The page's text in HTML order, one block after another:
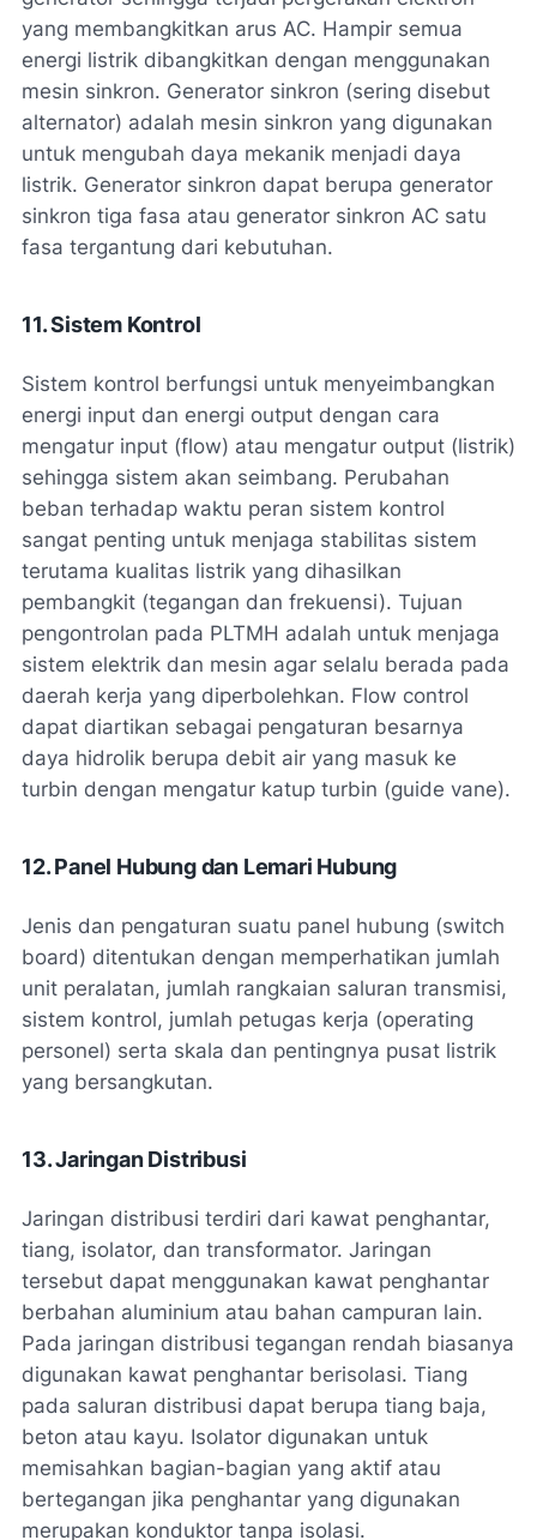
yang membangkitkan arus AC. Hampir semua
energi listrik dibangkitkan dengan menggunakan
mesin sinkron. Generator sinkron (sering disebut
alternator) adalah mesin sinkron yang digunakan
untuk mengubah daya mekanik menjadi daya
listrik. Generator sinkron dapat berupa generator
sinkron tiga fasa atau generator sinkron AC satu
fasa tergantung dari kebutuhan.
11. Sistem Kontrol
Sistem kontrol berfungsi untuk menyeimbangkan
energi input dan energi output dengan cara
mengatur input (flow) atau mengatur output (listrik)
sehingga sistem akan seimbang. Perubahan
beban terhadap waktu peran sistem kontrol
sangat penting untuk menjaga stabilitas sistem
terutama kualitas listrik yang dihasilkan
pembangkit (tegangan dan frekuensi). Tujuan
pengontrolan pada PLTMH adalah untuk menjaga
sistem elektrik dan mesin agar selalu berada pada
daerah kerja yang diperbolehkan. Flow control
dapat diartikan sebagai pengaturan besarnya
daya hidrolik berupa debit air yang masuk ke
turbin dengan mengatur katup turbin (guide vane).
12. Panel Hubung dan Lemari Hubung
Jenis dan pengaturan suatu panel hubung (switch
board) ditentukan dengan memperhatikan jumlah
unit peralatan, jumlah rangkaian saluran transmisi,
sistem kontrol, jumlah petugas kerja (operating
personel) serta skala dan pentingnya pusat listrik
yang bersangkutan.
13. Jaringan Distribusi
Jaringan distribusi terdiri dari kawat penghantar,
tiang, isolator, dan transformator. Jaringan
tersebut dapat menggunakan kawat penghantar
berbahan aluminium atau bahan campuran lain.
Pada jaringan distribusi tegangan rendah biasanya
digunakan kawat penghantar berisolasi. Tiang
pada saluran distribusi dapat berupa tiang baja,
beton atau kayu. Isolator digunakan untuk
memisahkan bagian-bagian yang aktif atau
bertegangan jika penghantar yang digunakan
merupakan konduktor tanpa isolasi.